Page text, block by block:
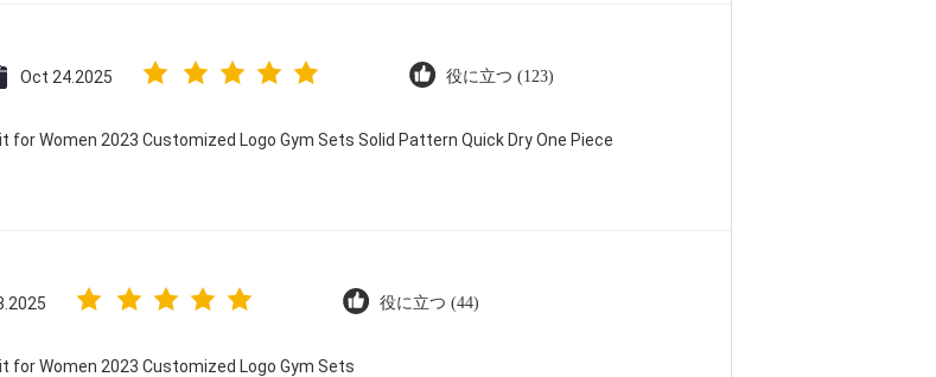
Oct 24.2025 役に立つ (123)
for Women 2023 Customized Logo Gym Sets Solid Pattern Quick Dry One Piece
役に立つ (44)
for Women 2023 Customized Logo Gym Sets